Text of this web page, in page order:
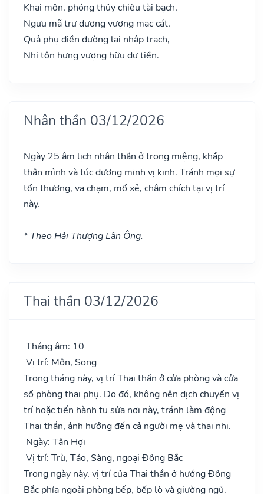
Khai môn, phóng thủy chiêu tài bạch,
Ngưu mã trư dương vượng mạc cát,
Quả phụ điền đường lai nhập trạch,
Nhi tôn hưng vượng hữu dư tiền.
Nhân thần 03/12/2026
Ngày 25 âm lịch nhân thần ở trong miệng, khắp
thân mình và túc dương minh vị kinh. Tránh mọi sự
tổn thương, va chạm, mổ xẻ, châm chích tại vị trí
này.
* Theo Hải Thượng Lãn Ông.
Thai thần 03/12/2026
Tháng âm: 10
Vị trí: Môn, Song
Trong tháng này, vị trí Thai thần ở cửa phòng và cửa
sổ phòng thai phụ. Do đó, không nên dịch chuyển vị
trí hoặc tiến hành tu sửa nơi này, tránh làm động
Thai thần, ảnh hưởng đến cả người mẹ và thai nhi.
Ngày: Tân Hợi
Vị trí: Trù, Táo, Sàng, ngoại Đông Bắc
Trong ngày này, vị trí của Thai thần ở hướng Đông
Bắc phía ngoài phòng bếp, bếp lò và giường ngủ.